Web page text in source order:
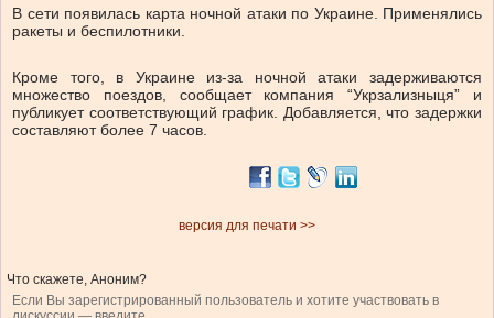
В сети появилась карта ночной атаки по Украине. Применялись
ракеты и беспилотники.
Кроме того, в Украине из-за ночной атаки задерживаются
множество поездов, сообщает компания “Укрзализныця” и
публикует соответствующий график. Добавляется, что задержки
составляют более 7 часов.
версия для печати >>
Что скажете, Аноним?
Если Вы зарегистрированный пользователь и хотите участвовать в